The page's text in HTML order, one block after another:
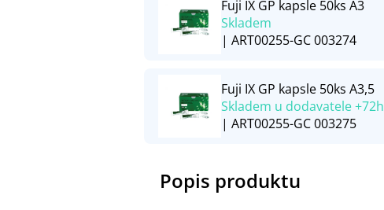
Popis produktu
Fuji IX GP kapsle 50ks A3
Skladem
| ART00255-GC 003274
Fuji IX GP kapsle 50ks A3,5
Skladem u dodavatele +72h
| ART00255-GC 003275